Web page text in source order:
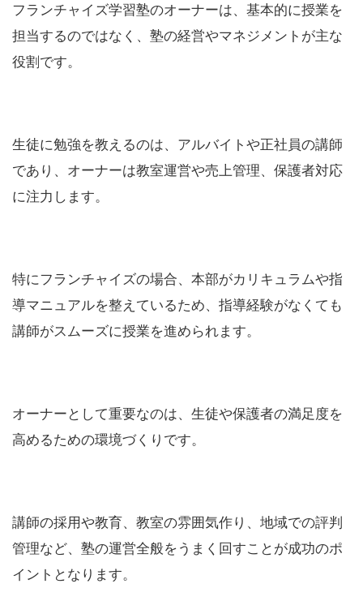
フランチャイズ学習塾のオーナーは、基本的に授業を
担当するのではなく、塾の経営やマネジメントが主な
役割です。
生徒に勉強を教えるのは、アルバイトや正社員の講師
であり、オーナーは教室運営や売上管理、保護者対応
に注力します。
特にフランチャイズの場合、本部がカリキュラムや指
導マニュアルを整えているため、指導経験がなくても
講師がスムーズに授業を進められます。
オーナーとして重要なのは、生徒や保護者の満足度を
高めるための環境づくりです。
講師の採用や教育、教室の雰囲気作り、地域での評判
管理など、塾の運営全般をうまく回すことが成功のポ
イントとなります。